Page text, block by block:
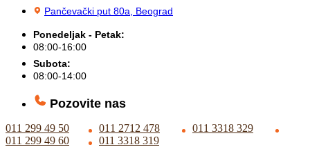
Pančevački put 80a, Beograd
Ponedeljak - Petak:
08:00-16:00
Subota:
08:00-14:00
Pozovite nas
011 299 49 50 011 2712 478
011 3318 329
011 299 49 60
011 3318 319